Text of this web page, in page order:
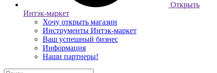
Открыть
Интэк-маркет
Хочу открыть магазин
Инструменты Интэк-маркет
Ваш успешный бизнес
Информация
Наши партнеры!